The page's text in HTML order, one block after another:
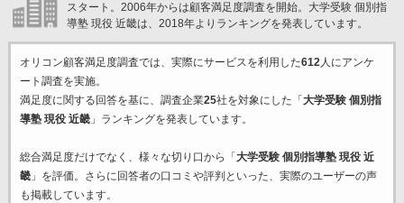
スタート。2006年からは顧客満足度調査を開始。大学受験 個別指
導塾 現役 近畿は、2018年よりランキングを発表しています。
オリコン顧客満足度調査では、実際にサービスを利用した612人にアンケ
ート調査を実施。
満足度に関する回答を基に、調査企業25社を対象にした「 大学受験 個別指
導塾 現役 近畿」ランキングを発表しています。
総合満足度だけでなく、様々な切り口から「 大学受験 個別指導塾 現役 近
畿」を評価。さらに回答者の口コミや評判といった、実際のユーザーの声
も掲載しています。